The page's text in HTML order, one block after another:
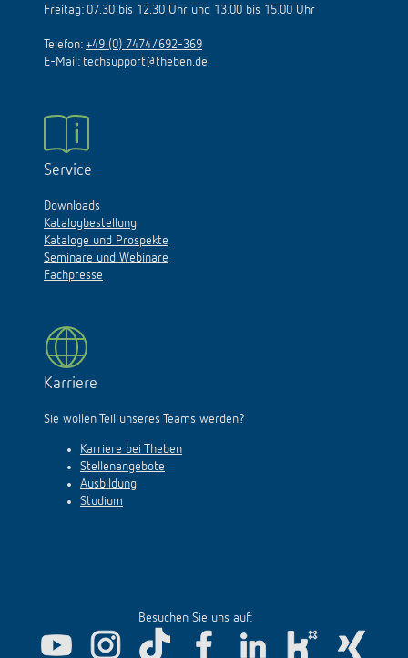
Freitag: 07.30 bis 12.30 Uhr und 13.00 bis 15.00 Uhr
Telefon: +49 (0) 7474/692-369
E-Mail: techsupport@theben.de
Service
Downloads
Katalogbestellung
Kataloge und Prospekte
Seminare und Webinare
Fachpresse
Karriere
Sie wollen Teil unseres Teams werden?
Karriere bei Theben
Stellenangebote
Ausbildung
Studium
Besuchen Sie uns auf: